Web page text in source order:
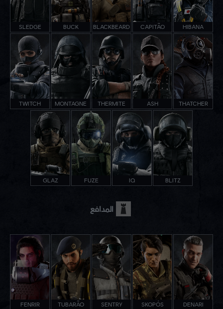
HIBANA
CAPITÃO
BLACKBEARD
BUCK
SLEDGE
THATCHER
ASH
THERMITE
MONTAGNE
TWITCH
BLITZ
IQ
FUZE
GLAZ
المدافع
DENARI
SKOPÓS
SENTRY
TUBARÃO
FENRIR